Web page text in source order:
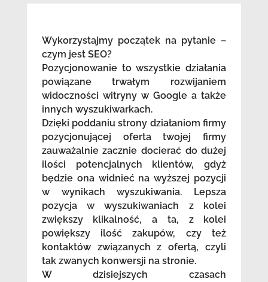
Wykorzystajmy początek na pytanie –
czym jest SEO?
Pozycjonowanie to wszystkie działania
powiązane trwałym rozwijaniem
widoczności witryny w Google a także
innych wyszukiwarkach.
Dzięki poddaniu strony działaniom firmy
pozycjonującej oferta twojej firmy
zauważalnie zacznie docierać do dużej
ilości potencjalnych klientów, gdyż
będzie ona widnieć na wyższej pozycji
w wynikach wyszukiwania. Lepsza
pozycja w wyszukiwaniach z kolei
zwiększy klikalność, a ta, z kolei
powiększy ilość zakupów, czy też
kontaktów związanych z ofertą, czyli
tak zwanych konwersji na stronie.
W dzisiejszych czasach